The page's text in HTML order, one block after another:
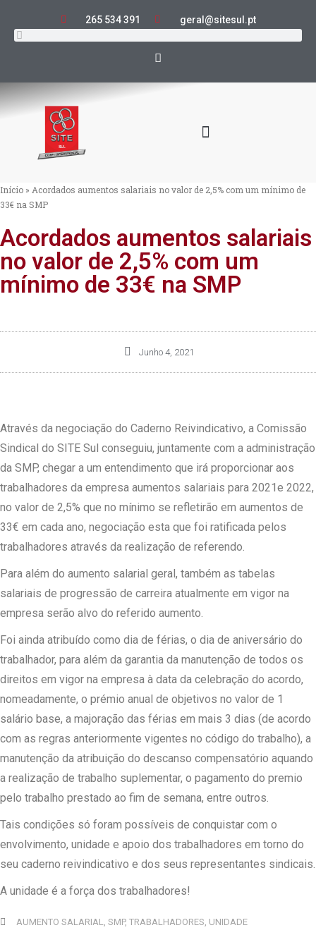
265 534 391 geral@sitesul.pt
Início » Acordados aumentos salariais no valor de 2,5% com um mínimo de
33€ na SMP
Acordados aumentos salariais
no valor de 2,5% com um
mínimo de 33€ na SMP
Junho 4, 2021
Através da negociação do Caderno Reivindicativo, a Comissão
Sindical do SITE Sul conseguiu, juntamente com a administração
da SMP, chegar a um entendimento que irá proporcionar aos
trabalhadores da empresa aumentos salariais para 2021e 2022,
no valor de 2,5% que no mínimo se refletirão em aumentos de
33€ em cada ano, negociação esta que foi ratificada pelos
trabalhadores através da realização de referendo.
Para além do aumento salarial geral, também as tabelas
salariais de progressão de carreira atualmente em vigor na
empresa serão alvo do referido aumento.
Foi ainda atribuído como dia de férias, o dia de aniversário do
trabalhador, para além da garantia da manutenção de todos os
direitos em vigor na empresa à data da celebração do acordo,
nomeadamente, o prémio anual de objetivos no valor de 1
salário base, a majoração das férias em mais 3 dias (de acordo
com as regras anteriormente vigentes no código do trabalho), a
manutenção da atribuição do descanso compensatório aquando
a realização de trabalho suplementar, o pagamento do premio
pelo trabalho prestado ao fim de semana, entre outros.
Tais condições só foram possíveis de conquistar com o
envolvimento, unidade e apoio dos trabalhadores em torno do
seu caderno reivindicativo e dos seus representantes sindicais.
A unidade é a força dos trabalhadores!
AUMENTO SALARIAL SMP, TRABALHADORES UNIDADE